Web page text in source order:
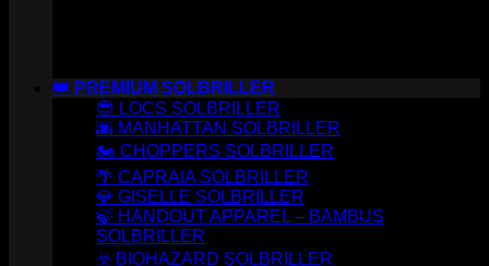
👑 PREMIUM SOLBRILLER
😎 LOCS SOLBRILLER
🌆 MANHATTAN SOLBRILLER
🏍️ CHOPPERS SOLBRILLER
🌴 CAPRAIA SOLBRILLER
💎 GISELLE SOLBRILLER
🍃 HANDOUT APPAREL – BAMBUS
SOLBRILLER
☣️ BIOHAZARD SOLBRILLER